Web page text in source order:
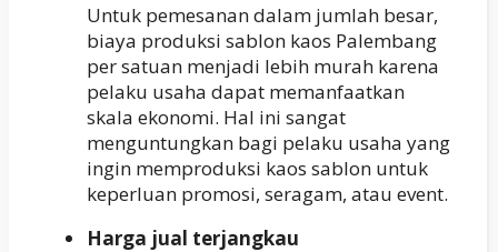
Untuk pemesanan dalam jumlah besar,
biaya produksi sablon kaos Palembang
per satuan menjadi lebih murah karena
pelaku usaha dapat memanfaatkan
skala ekonomi. Hal ini sangat
menguntungkan bagi pelaku usaha yang
ingin memproduksi kaos sablon untuk
keperluan promosi, seragam, atau event.
Harga jual terjangkau